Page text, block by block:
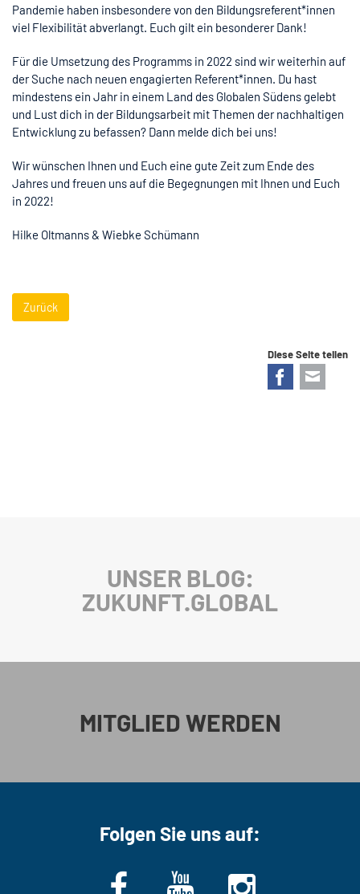
Pandemie haben insbesondere von den Bildungsreferent*innen
viel Flexibilität abverlangt. Euch gilt ein besonderer Dank!
Für die Umsetzung des Programms in 2022 sind wir weiterhin auf
der Suche nach neuen engagierten Referent*innen. Du hast
mindestens ein Jahr in einem Land des Globalen Südens gelebt
und Lust dich in der Bildungsarbeit mit Themen der nachhaltigen
Entwicklung zu befassen? Dann melde dich bei uns!
Wir wünschen Ihnen und Euch eine gute Zeit zum Ende des
Jahres und freuen uns auf die Begegnungen mit Ihnen und Euch
in 2022!
Hilke Oltmanns & Wiebke Schümann
Zurück
Diese Seite teilen
Facebook
UNSER BLOG:
ZUKUNFT.GLOBAL
MITGLIED WERDEN
Folgen Sie uns auf: